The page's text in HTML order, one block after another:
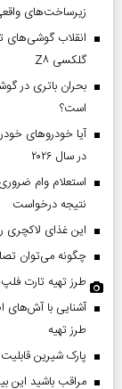
زیرساخت‌های
انقلاب گوشی‌های
گلکسی Z۸
است؟
آیا خودروهای
در سال ۲۰۲۶
نتیجه درخواست
این غذای لاکچری را ۱۵ دقیقه‌ای آماده
چگونه می‌توان
طرز تهیه تارت
آشنایی با آش‌های
طرز تهیه
پارک شیرین
مراقب باشید این